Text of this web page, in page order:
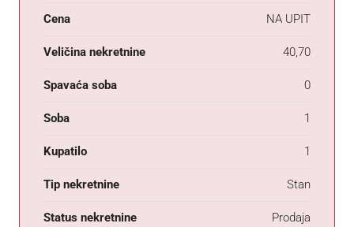
Cena NA UPIT
Veličina nekretnine 40,70
Spavaća soba 0
Soba 1
Kupatilo 1
Tip nekretnine Stan
Status nekretnine Prodaja